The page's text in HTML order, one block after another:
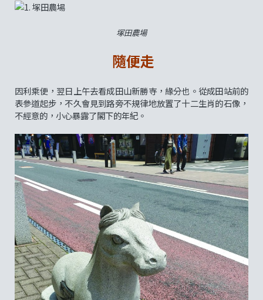
塚田農場
隨便走
因利乘便，翌日上午去看成田山新勝寺，緣分也。從成田站前的
表參道起步，不久會見到路旁不規律地放置了十二生肖的石像，
不經意的，小心暴露了閣下的年紀。